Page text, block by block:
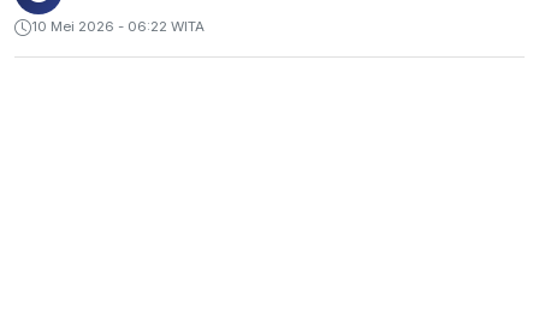
10 Mei 2026 - 06:22 WITA